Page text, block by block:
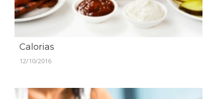
Calorias
12/10/2016